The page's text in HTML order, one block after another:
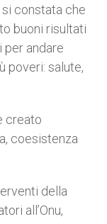
constata che
buoni risultati
per andare
poveri: salute,
creato
coesistenza
della
all’Onu,